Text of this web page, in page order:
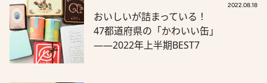
2022.08.18
おいしいが詰まっている！
47都道府県の「かわいい缶」
――2022年上半期BEST7